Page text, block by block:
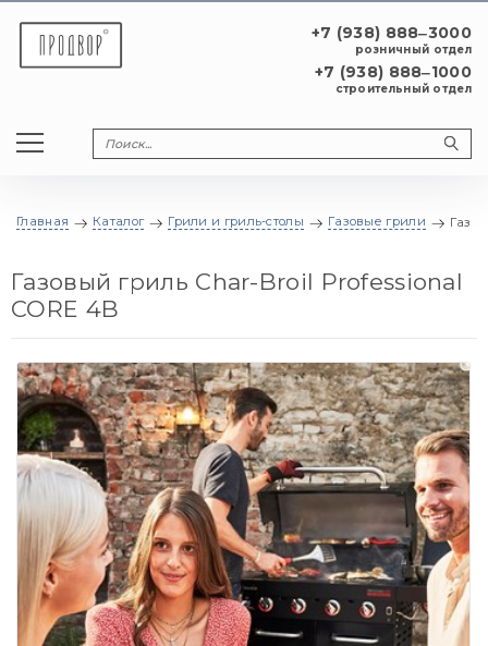
+7 (938) 888‒3000
розничный отдел
+7 (938) 888‒1000
строительный отдел
Главная Каталог Грили и гриль-столы Газовые грили
Газовый гриль Char-Broil Professional
CORE 4B